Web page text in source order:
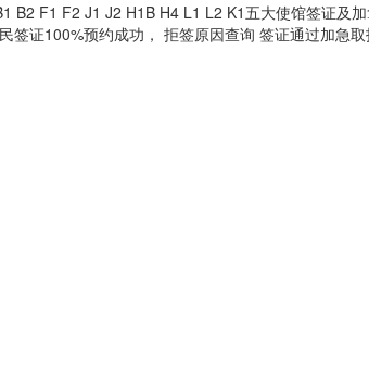
B2 F1 F2 J1 J2 H1B H4 L1 L2 K1五大使馆签证及
签证100%预约成功， 拒签原因查询 签证通过加急